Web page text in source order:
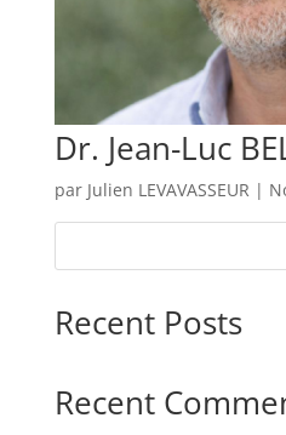
Dr. Jean-Luc
par Julien LEVAVASSEUR |
Recent Posts
Recent